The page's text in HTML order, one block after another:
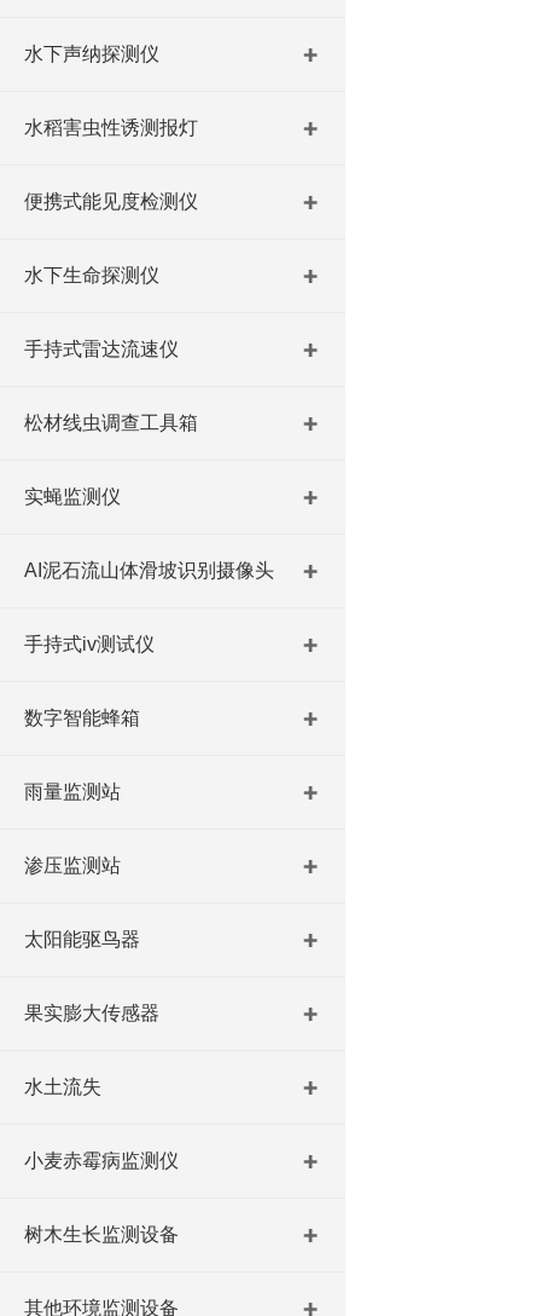
水下声纳探测仪
水稻害虫性诱测报灯
便携式能见度检测仪
水下生命探测仪
手持式雷达流速仪
松材线虫调查工具箱
实蝇监测仪
AI泥石流山体滑坡识别摄像头
手持式iv测试仪
数字智能蜂箱
雨量监测站
渗压监测站
太阳能驱鸟器
果实膨大传感器
水土流失
小麦赤霉病监测仪
树木生长监测设备
其他环境监测设备